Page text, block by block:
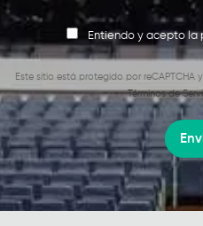
Entiendo y acepto la
Este sitio está protegido por reCAPTCHA
Términos de